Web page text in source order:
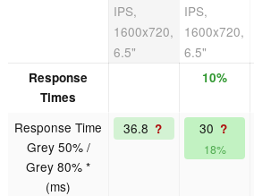
IPS,
1600x720,
6.5"
IPS,
1600x720,
6.5"
Response
Times
10%
Response Time
Grey 50% /
Grey 80% *
(ms)
36.8 ? 30 ?
18%